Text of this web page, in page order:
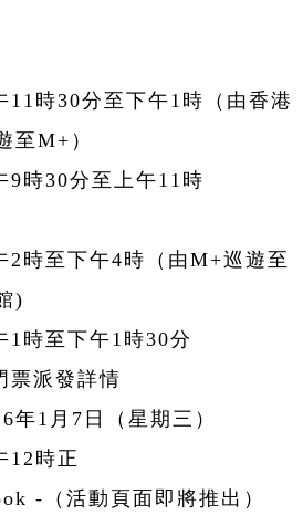
11時30分至下午1時（由香港
至M+）
9時30分至上午11時
2時至下午4時（由M+巡遊至
)
1時至下午1時30分
票派發詳情
年1月7日（星期三）
12時正
-（活動頁面即將推出）